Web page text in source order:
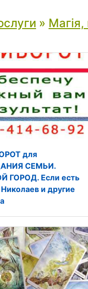
» Магія,
для
СЕМЬИ.
ГОРОД. Если есть
и другие